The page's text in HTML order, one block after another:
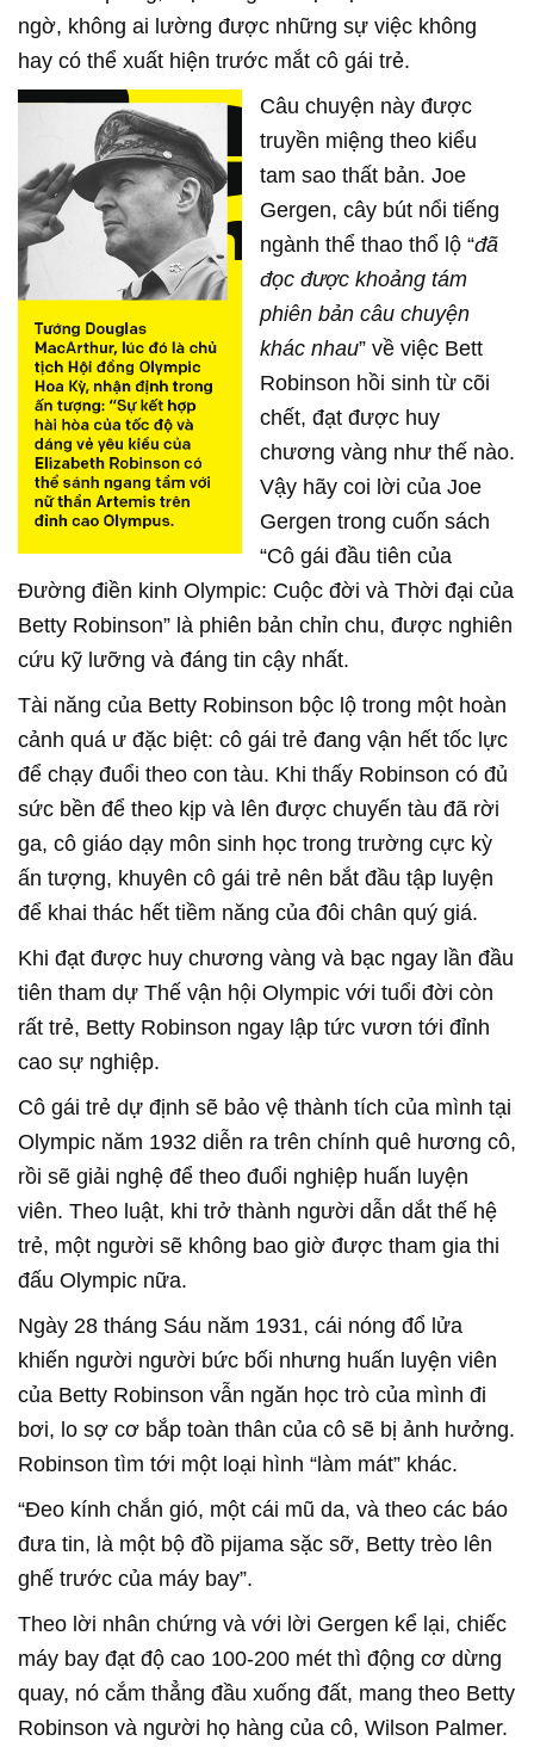
ngờ, không ai lường được những sự việc không
hay có thể xuất hiện trước mắt cô gái trẻ.
Câu chuyện này được
truyền miệng theo kiểu
tam sao thất bản. Joe
Gergen, cây bút nổi tiếng
ngành thể thao thổ lộ “đã
đọc được khoảng tám
phiên bản câu chuyện
khác nhau” về việc Bett
Robinson hồi sinh từ cõi
chết, đạt được huy
chương vàng như thế nào.
Vậy hãy coi lời của Joe
Gergen trong cuốn sách
“Cô gái đầu tiên của
Đường điền kinh Olympic: Cuộc đời và Thời đại của
Betty Robinson” là phiên bản chỉn chu, được nghiên
cứu kỹ lưỡng và đáng tin cậy nhất.
Tài năng của Betty Robinson bộc lộ trong một hoàn
cảnh quá ư đặc biệt: cô gái trẻ đang vận hết tốc lực
để chạy đuổi theo con tàu. Khi thấy Robinson có đủ
sức bền để theo kịp và lên được chuyến tàu đã rời
ga, cô giáo dạy môn sinh học trong trường cực kỳ
ấn tượng, khuyên cô gái trẻ nên bắt đầu tập luyện
để khai thác hết tiềm năng của đôi chân quý giá.
Khi đạt được huy chương vàng và bạc ngay lần đầu
tiên tham dự Thế vận hội Olympic với tuổi đời còn
rất trẻ, Betty Robinson ngay lập tức vươn tới đỉnh
cao sự nghiệp.
Cô gái trẻ dự định sẽ bảo vệ thành tích của mình tại
Olympic năm 1932 diễn ra trên chính quê hương cô,
rồi sẽ giải nghệ để theo đuổi nghiệp huấn luyện
viên. Theo luật, khi trở thành người dẫn dắt thế hệ
trẻ, một người sẽ không bao giờ được tham gia thi
đấu Olympic nữa.
Ngày 28 tháng Sáu năm 1931, cái nóng đổ lửa
khiến người người bức bối nhưng huấn luyện viên
của Betty Robinson vẫn ngăn học trò của mình đi
bơi, lo sợ cơ bắp toàn thân của cô sẽ bị ảnh hưởng.
Robinson tìm tới một loại hình “làm mát” khác.
“Đeo kính chắn gió, một cái mũ da, và theo các báo
đưa tin, là một bộ đồ pijama sặc sỡ, Betty trèo lên
ghế trước của máy bay”.
Theo lời nhân chứng và với lời Gergen kể lại, chiếc
máy bay đạt độ cao 100-200 mét thì động cơ dừng
quay, nó cắm thẳng đầu xuống đất, mang theo Betty
Robinson và người họ hàng của cô, Wilson Palmer.